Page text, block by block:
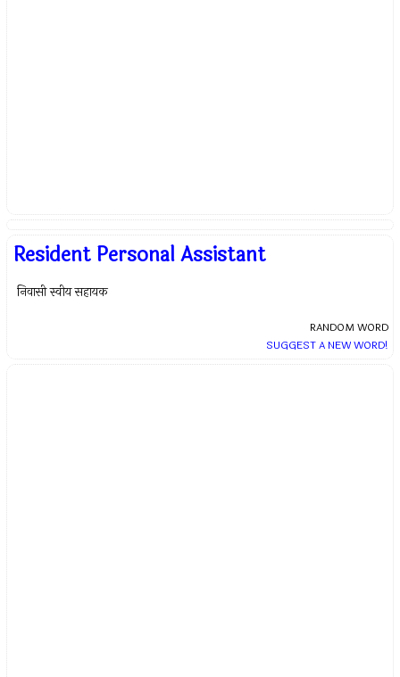
Resident Personal Assistant
निवासी स्वीय सहायक
RANDOM WORD
SUGGEST A NEW WORD!